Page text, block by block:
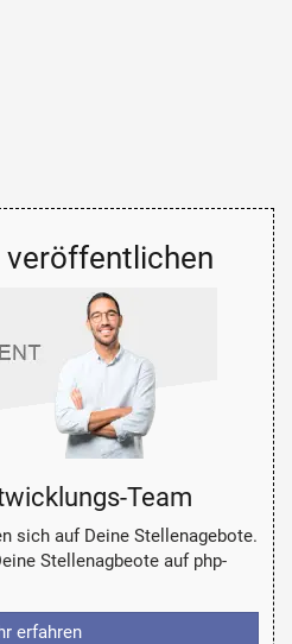
Team
sich auf Deine Stellenagebote.
Stellenagbeote auf php-
erfahren